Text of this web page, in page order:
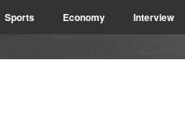
Sports Economy Interview